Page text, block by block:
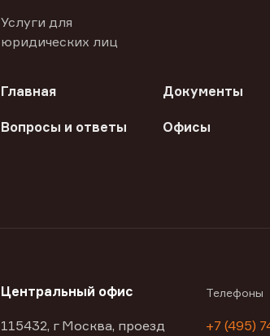
Услуги для
юридических лиц
Главная Документы
Вопросы и ответы Офисы
Центральный офис
115432, г Москва, проезд
Телефоны
+7 (495)